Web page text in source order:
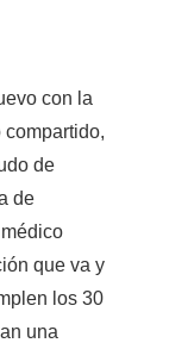
con la
de
de
que va y
los 30
una